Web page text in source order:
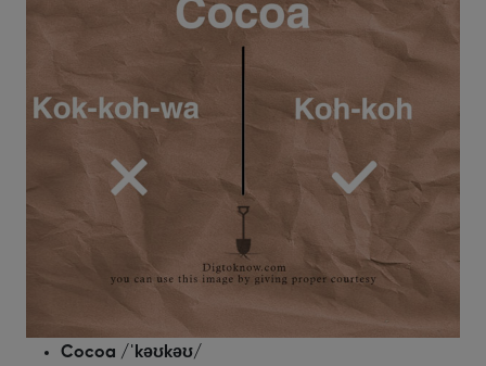
Cocoa /ˈkəʊkəʊ/